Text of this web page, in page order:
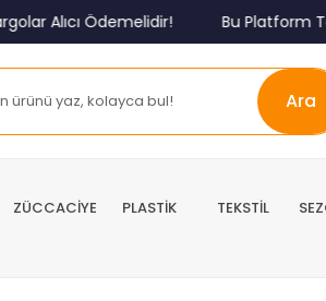
Alıcı Ödemelidir! Bu Platform
Ara
ZÜCCACİYE PLASTİK TEKSTİL